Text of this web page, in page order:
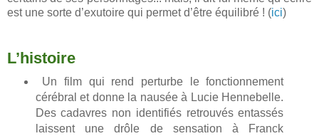
est une sorte d’exutoire qui permet d’être équilibré ! (ici)
L’histoire
Un film qui rend perturbe le fonctionnement
cérébral et donne la nausée à Lucie Hennebelle.
Des cadavres non identifiés retrouvés entassés
laissent une drôle de sensation à Franck